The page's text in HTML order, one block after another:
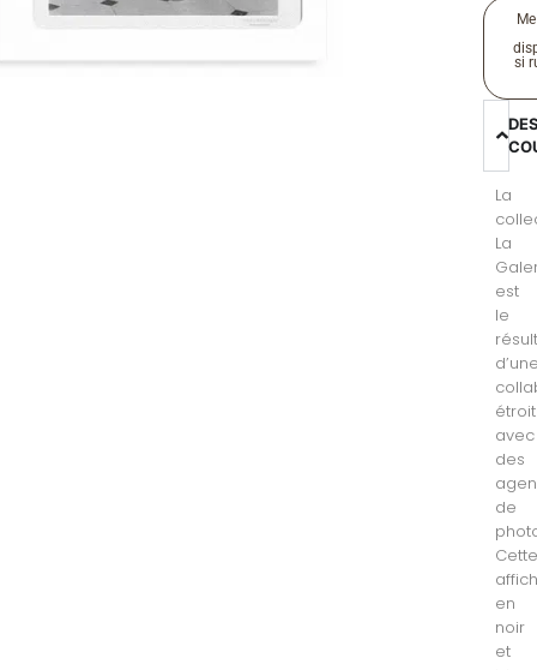
si
La
La
est
le
avec
des
de
en
noir
et